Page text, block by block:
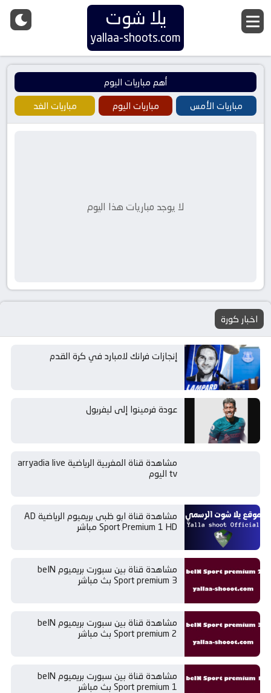
يلا شوت
yallaa-shoots.com
أهم مباريات اليوم
مباريات الأمس
مباريات اليوم مباريات الغد
لا يوجد مباريات هذا اليوم
اخبار كورة
إنجازات فرانك لامبارد في كرة القدم
عودة فرمينوا إلى ليفربول
مشاهدة قناة المغربية الرياضية arryadia live
tv اليوم
مشاهدة قناة ابو ظبى بريميوم الرياضية AD
Sport Premium 1 HD مباشر
مشاهدة قناة بين سبورت بريميوم beIN
Sport premium 3 بث مباشر
مشاهدة قناة بين سبورت بريميوم beIN
Sport premium 2 بث مباشر
مشاهدة قناة بين سبورت بريميوم beIN
Sport premium 1 بث مباشر